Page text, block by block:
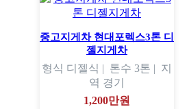
중고지게차 현대포렉스3톤 디
젤지게차
형식 디젤식 | 톤수 3톤 | 지
역 경기
1,200만원